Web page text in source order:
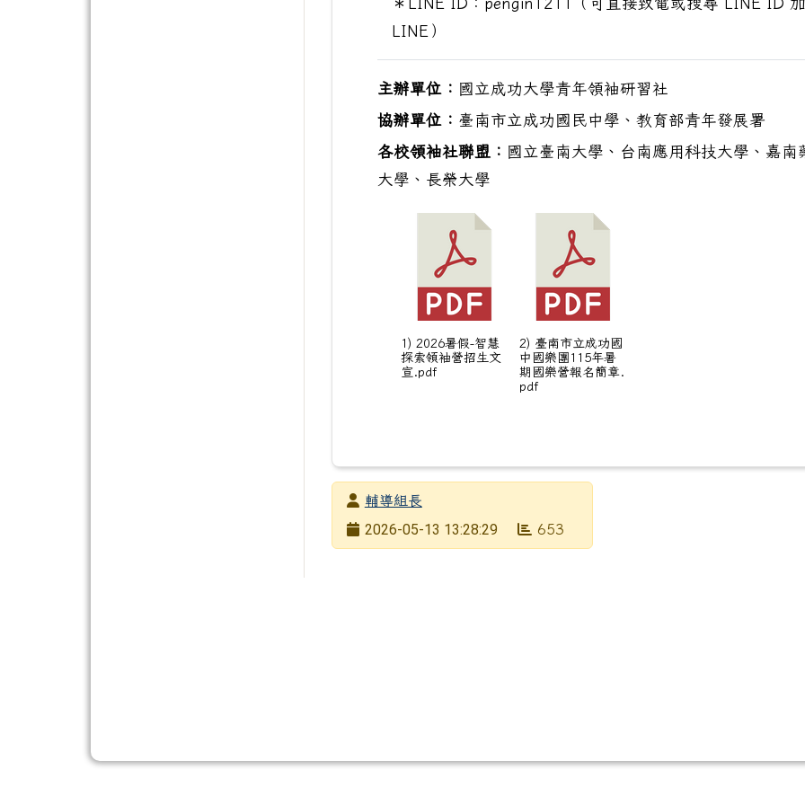
LINE）
主辦單位： 國立成功大學青年領袖研習社
協辦單位： 臺南市立成功國民中學、教育部青年發展署
各校領袖社聯盟： 國立臺南大學、台南應用科技大學、嘉南
大學、長榮大學
1) 2026暑假-智慧
探索領袖營招生文
宣.pdf
2) 臺南市立成功國
中國樂團115年暑
期國樂營報名簡章.
pdf
發布者輔導組長
發布日期
2026-05-13 13:28:29 653